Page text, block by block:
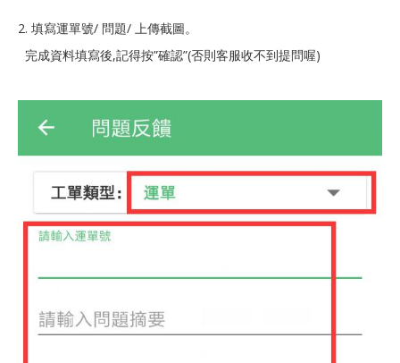
2. 填寫運單號/ 問題/ 上傳截圖。
完成資料填寫後,記得按”確認”(否則客服收不到提問喔)